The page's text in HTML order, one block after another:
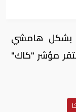
بشكل هامشي
فيما استقر مؤشر "كاك"